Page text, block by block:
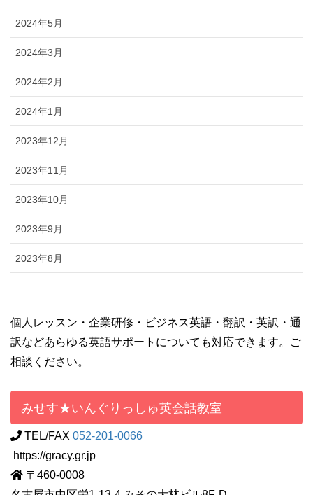
2024年5月
2024年3月
2024年2月
2024年1月
2023年12月
2023年11月
2023年10月
2023年9月
2023年8月
個人レッスン・企業研修・ビジネス英語・翻訳・英訳・通
訳などあらゆる英語サポートについても対応できます。ご
相談ください。
みせす★いんぐりっしゅ英会話教室
TEL/FAX 052-201-0066
https://gracy.gr.jp
〒460-0008